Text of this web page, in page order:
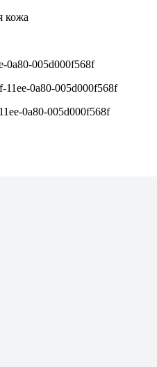
кожа
0a80-005d000f568f
0a80-005d000f568f
0a80-005d000f568f